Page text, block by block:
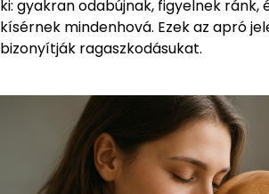
ki: gyakran odabújnak, figyelnek ránk,
kísérnek mindenhová. Ezek az apró
bizonyítják ragaszkodásukat.